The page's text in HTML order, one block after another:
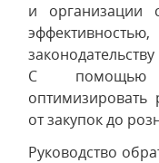
и организации
С помощью
от закупок до
Руководство